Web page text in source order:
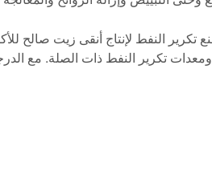
النفط لإنتاج أنقى زيت صالح
تكرير النفط ذات الصلة. مع